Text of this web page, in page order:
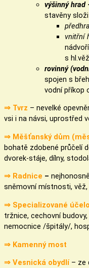
výšinný hrad
stavěny
vnitřní
s
rovinný
spojen s
vodní příkop
⇒ Tvrz – nevelké
vsi i na návsi, uprostřed
⇒ Měšťanský dům
bohatě zdobené průčelí
dvorek-stáje, dílny,
⇒ Radnice –
sněmovní místnosti,
⇒ Specializované
tržnice, cechovní
nemocnice /špitály/,
⇒ Kamenný most
⇒ Vesnická obydlí – ze